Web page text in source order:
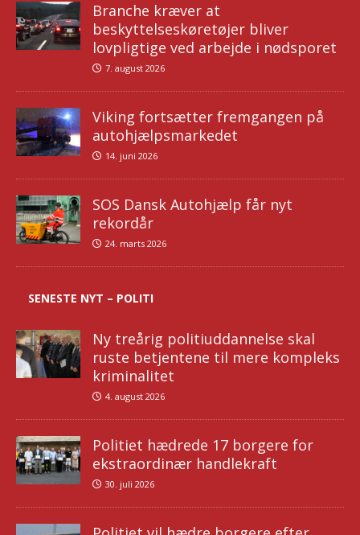
Branche kræver at
beskyttelseskøretøjer bliver
lovpligtige ved arbejde i nødsporet
7. august 2026
Viking fortsætter fremgangen på
autohjælpsmarkedet
14. juni 2026
SOS Dansk Autohjælp får nyt
rekordår
24. marts 2026
SENESTE NYT – POLITI
Ny treårig politiuddannelse skal
ruste betjentene til mere kompleks
kriminalitet
4. august 2026
Politiet hædrede 17 borgere for
ekstraordinær handlekraft
30. juli 2026